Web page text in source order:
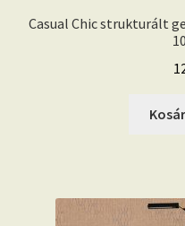
Casual Chic strukturált